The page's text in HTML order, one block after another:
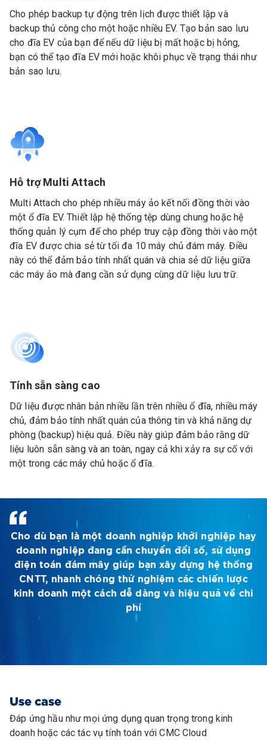
Cho phép backup tự động trên lịch được thiết lập và
backup thủ công cho một hoặc nhiều EV. Tạo bản sao lưu
cho đĩa EV của bạn để nếu dữ liệu bị mất hoặc bị hỏng,
bạn có thể tạo đĩa EV mới hoặc khôi phục về trạng thái như
bản sao lưu.
Hỗ trợ Multi Attach
Multi Attach cho phép nhiều máy ảo kết nối đồng thời vào
một ổ đĩa EV. Thiết lập hệ thống tệp dùng chung hoặc hệ
thống quản lý cụm để cho phép truy cập đồng thời vào một
đĩa EV được chia sẻ từ tối đa 10 máy chủ đám mây. Điều
này có thể đảm bảo tính nhất quán và chia sẻ dữ liệu giữa
các máy ảo mà đang cần sử dụng cùng dữ liệu lưu trữ.
Tính sẵn sàng cao
Dữ liệu được nhân bản nhiều lần trên nhiều ổ đĩa, nhiều máy
chủ, đảm bảo tính nhất quán của thông tin và khả năng dự
phòng (backup) hiệu quả. Điều này giúp đảm bảo rằng dữ
liệu luôn sẵn sàng và an toàn, ngay cả khi xảy ra sự cố với
một trong các máy chủ hoặc ổ đĩa.
Cho dù bạn là một doanh nghiệp khởi nghiệp hay
doanh nghiệp đang cần chuyển đổi số, sử dụng
điện toán đám mây giúp bạn xây dựng hệ thống
CNTT, nhanh chóng thử nghiệm các chiến lược
kinh doanh một cách dễ dàng và hiệu quả về chi
phí
Use case
Đáp ứng hầu như mọi ứng dụng quan trọng trong kinh
doanh hoặc các tác vụ tính toán với CMC Cloud